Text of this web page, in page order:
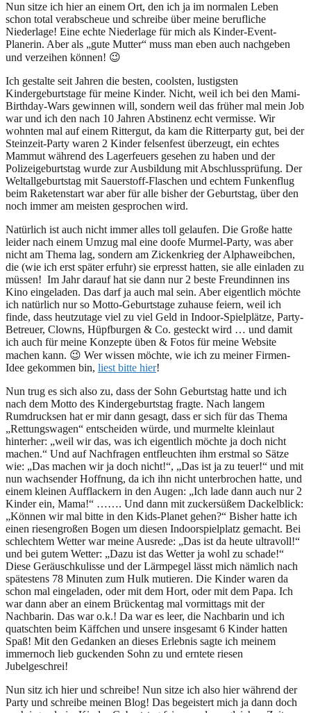
Nun sitze ich hier an einem Ort, den ich ja im normalen Leben
schon total verabscheue und schreibe über meine berufliche
Niederlage! Eine echte Niederlage für mich als Kinder-Event-
Planerin. Aber als „gute Mutter“ muss man eben auch nachgeben
und verzeihen können! 😉
Ich gestalte seit Jahren die besten, coolsten, lustigsten
Kindergeburtstage für meine Kinder. Nicht, weil ich bei den Mami-
Birthday-Wars gewinnen will, sondern weil das früher mal mein Job
war und ich den nach 10 Jahren Abstinenz echt vermisse. Wir
wohnten mal auf einem Rittergut, da kam die Ritterparty gut, bei der
Steinzeit-Party waren 2 Kinder felsenfest überzeugt, ein echtes
Mammut während des Lagerfeuers gesehen zu haben und der
Polizeigeburtstag wurde zur Ausbildung mit Abschlussprüfung. Der
Weltallgeburtstag mit Sauerstoff-Flaschen und echtem Funkenflug
beim Raketenstart war aber für alle bisher der Geburtstag, über den
noch immer am meisten gesprochen wird.
Natürlich ist auch nicht immer alles toll gelaufen. Die Große hatte
leider nach einem Umzug mal eine doofe Murmel-Party, was aber
nicht am Thema lag, sondern am Zickenkrieg der Alphaweibchen,
die (wie ich erst später erfuhr) sie erpresst hatten, sie alle einladen zu
müssen! Im Jahr darauf hat sie dann nur 2 beste Freundinnen ins
Kino eingeladen. Das darf ja auch mal sein. Aber eigentlich möchte
ich natürlich nur so Motto-Geburtstage zuhause feiern, weil ich
finde, dass heutzutage viel zu viel Geld in Indoor-Spielplätze, Party-
Betreuer, Clowns, Hüpfburgen & Co. gesteckt wird … und damit
ich auch für meine Konzepte üben & Fotos für meine Website
machen kann. 😉 Wer wissen möchte, wie ich zu meiner Firmen-
Idee gekommen bin, liest bitte hier!
Nun trug es sich also zu, dass der Sohn Geburtstag hatte und ich
nach dem Motto des Kindergeburtstag fragte. Nach langem
Rumdrucksen hat er mir dann gesagt, dass er sich für das Thema
„Rettungswagen“ entscheiden würde, und murmelte kleinlaut
hinterher: „weil wir das, was ich eigentlich möchte ja doch nicht
machen.“ Und auf Nachfragen entfleuchten ihm erstmal so Sätze
wie: „Das machen wir ja doch nicht!“, „Das ist ja zu teuer!“ und mit
nun wachsender Hoffnung, da ich ihn nicht unterbrochen hatte, und
einem kleinen Aufflackern in den Augen: „Ich lade dann auch nur 2
Kinder ein, Mama!“ ……. Und dann mit zuckersüßem Dackelblick:
„Können wir mal bitte in den Kids-Planet gehen?“ Bisher hatte ich
einen riesengroßen Bogen um diesen Indoorspielplatz gemacht. Bei
schlechtem Wetter war meine Ausrede: „Das ist da heute ultravoll!“
und bei gutem Wetter: „Dazu ist das Wetter ja wohl zu schade!“
Diese Geräuschkulisse und der Lärmpegel lässt mich nämlich nach
spätestens 78 Minuten zum Hulk mutieren. Die Kinder waren da
schon mal eingeladen, oder mit dem Hort, oder mit dem Papa. Ich
war dann aber an einem Brückentag mal vormittags mit der
Nachbarin. Das war o.k.! Da war es leer, die Nachbarin und ich
quatschten beim Käffchen und unsere insgesamt 6 Kinder hatten
Spaß! Mit den Gedanken an dieses Erlebnis sagte ich meinem
immernoch lieb guckenden Sohn zu und erntete riesen
Jubelgeschrei!
Nun sitz ich hier und schreibe! Nun sitze ich also hier während der
Party und schreibe meinen Blog! Das begeistert mich ja dann doch